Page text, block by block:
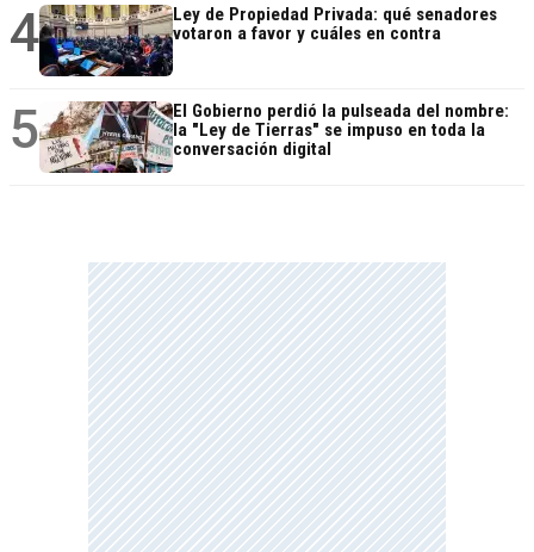
4
Ley de Propiedad Privada: qué senadores
votaron a favor y cuáles en contra
5
El Gobierno perdió la pulseada del nombre:
la "Ley de Tierras" se impuso en toda la
conversación digital